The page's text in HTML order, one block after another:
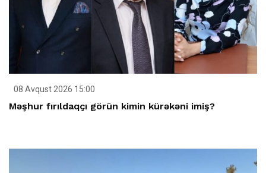
08 Avqust 2026 15:00
Məşhur fırıldaqçı görün kimin kürəkəni imiş?